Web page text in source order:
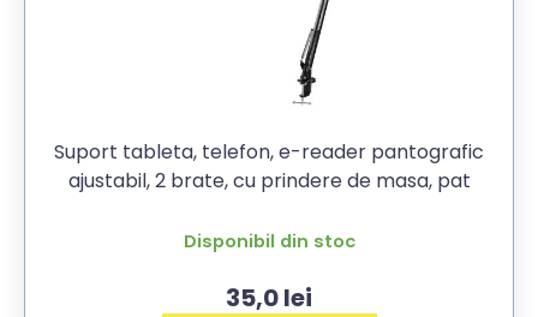
Suport tableta, telefon, e-reader pantografic
ajustabil, 2 brate, cu prindere de masa, pat
Disponibil din stoc
35,0lei